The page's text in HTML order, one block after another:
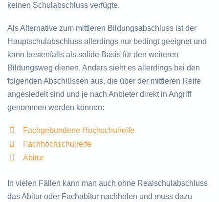
keinen Schulabschluss verfügte.
Als Alternative zum mittleren Bildungsabschluss ist der
Hauptschulabschluss allerdings nur bedingt geeignet und
kann bestenfalls als solide Basis für den weiteren
Bildungsweg dienen. Anders sieht es allerdings bei den
folgenden Abschlüssen aus, die über der mittleren Reife
angesiedelt sind und je nach Anbieter direkt in Angriff
genommen werden können:
Fachgebundene Hochschulreife
Fachhochschulreife
Abitur
In vielen Fällen kann man auch ohne Realschulabschluss
das Abitur oder Fachabitur nachholen und muss dazu